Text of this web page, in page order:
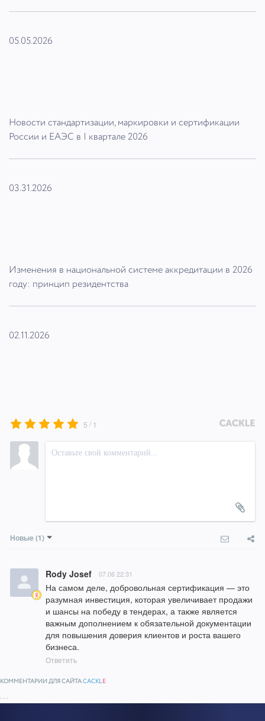
05.05.2026
Новости стандартизации, маркировки и сертификации
России и ЕАЭС в I квартале 2026
03.31.2026
Изменения в национальной системе аккредитации в 2026
году: принцип резидентства
02.11.2026
5 / 1
Новые (1)
Rody Josef 07.06 22:31
На самом деле, добровольная сертификация — это
разумная инвестиция, которая увеличивает продажи
и шансы на победу в тендерах, а также является
важным дополнением к обязательной документации
для повышения доверия клиентов и роста вашего
бизнеса.
Ответить
КОММЕНТАРИИ ДЛЯ САЙТАCACKLE
...